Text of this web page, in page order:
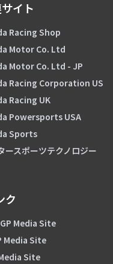
イト
Racing Shop
Motor Co. Ltd
Motor Co. Ltd - JP
Racing Corporation US
Racing UK
Powersports USA
Sports
ースポーツテクノロジー
ク
Media Site
Media Site
Site